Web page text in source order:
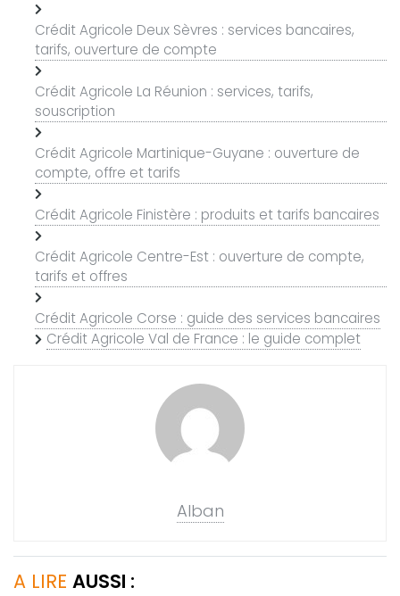
Crédit Agricole Deux Sèvres : services bancaires,
tarifs, ouverture de compte
Crédit Agricole La Réunion : services, tarifs,
souscription
Crédit Agricole Martinique-Guyane : ouverture de
compte, offre et tarifs
Crédit Agricole Finistère : produits et tarifs bancaires
Crédit Agricole Centre-Est : ouverture de compte,
tarifs et offres
Crédit Agricole Corse : guide des services bancaires
Crédit Agricole Val de France : le guide complet
Alban
A LIRE AUSSI :